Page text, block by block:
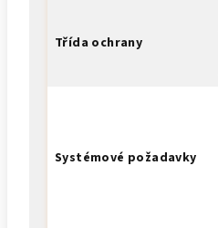
Třída ochrany
Systémové požadavky